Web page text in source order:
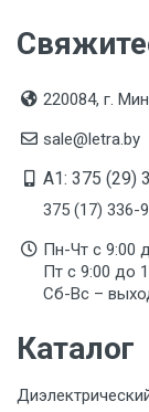
220084, г.
sale@letra.by
A1: 375 (29)
375 (17) 336-
Пн-Чт с 9:00
Пт с 9:00 до
Сб-Вс –
Каталог